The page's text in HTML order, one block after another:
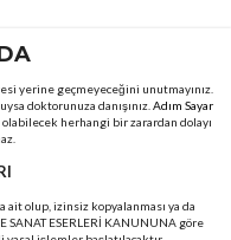
yerine geçmeyeceğini unutmayınız.
doktorunuza danışınız. Adım Sayar
herhangi bir zarardan dolayı
ait olup, izinsiz kopyalanması ya da
SANAT ESERLERİ KANUNUNA göre